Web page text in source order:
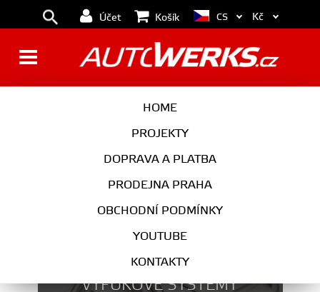
Účet Košík
HOME
PROJEKTY
DOPRAVA A PLATBA
PRODEJNA PRAHA
OBCHODNÍ PODMÍNKY
YOUTUBE
KONTAKTY
CS Kč
RYCHLOMĚRY
VÝFUKOVÉ SYSTÉMY